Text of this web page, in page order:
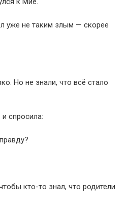
уже не таким злым — скорее
Но не знали, что всё стало
спросила:
кто-то знал, что родители